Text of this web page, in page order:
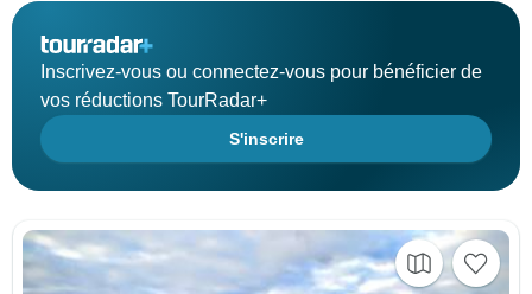
Inscrivez-vous ou connectez-vous pour bénéficier de
vos réductions TourRadar+
S'inscrire